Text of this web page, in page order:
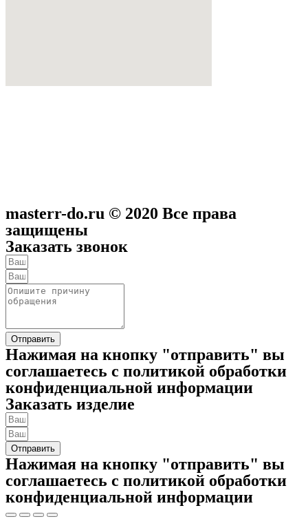
masterr-do.ru © 2020 Все права
защищены
Заказать звонок
Отправить
Нажимая на кнопку "отправить" вы
соглашаетесь с политикой обработки
конфиденциальной информации
Заказать изделие
Отправить
Нажимая на кнопку "отправить" вы
соглашаетесь с политикой обработки
конфиденциальной информации